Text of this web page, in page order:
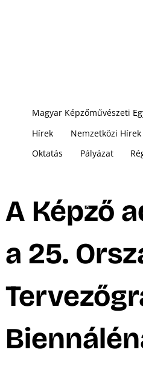
Magyar Képzőművészeti
Hírek
Nemzetközi Hírek
Oktatás
Pályázat
A Képző
a 25.